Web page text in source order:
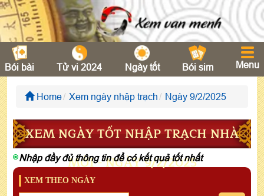
Bói bài Tử vi 2024 Ngày tốt Bói sim Menu
Home Xem ngày nhập trạch Ngày 9/2/2025
XEM NGÀY TỐT NHẬP TRẠCH NHÀ
MỚI - NGÀY 9/2/2025
Nhập đầy đủ thông tin để có kết quả tốt nhất
XEM THEO NGÀY